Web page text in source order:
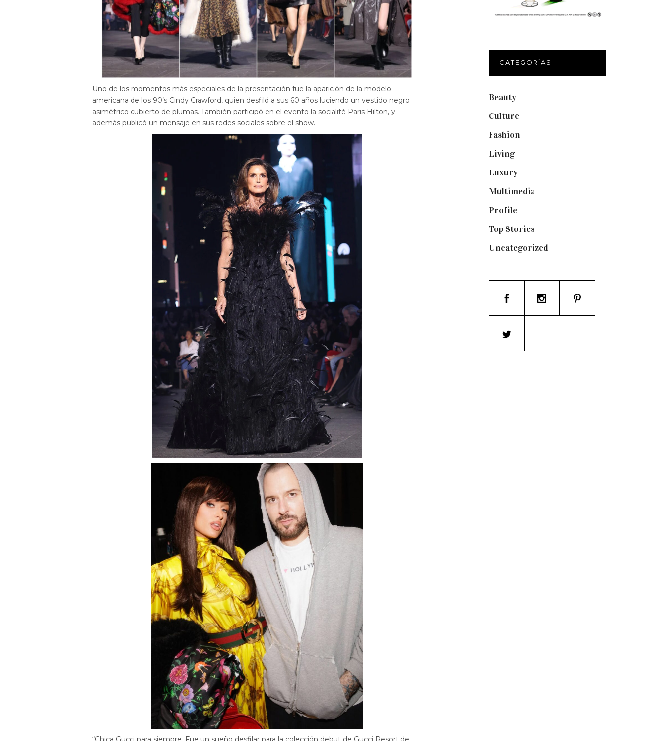
Uno de los momentos más especiales de la presentación fue la aparición de la modelo
americana de los 90’s Cindy Crawford, quien desfiló a sus 60 años luciendo un vestido negro
asimétrico cubierto de plumas. También participó en el evento la socialité Paris Hilton, y
además publicó un mensaje en sus redes sociales sobre el show.
“Chica Gucci para siempre. Fue un sueño desfilar para la colección debut de Gucci Resort de
CATEGORÍAS
Beauty(250)
Culture(132)
Fashion
Living(337)
Luxury(664)
Multimedia(10)
Profile(8)
Top Stories(123)
Uncategorized